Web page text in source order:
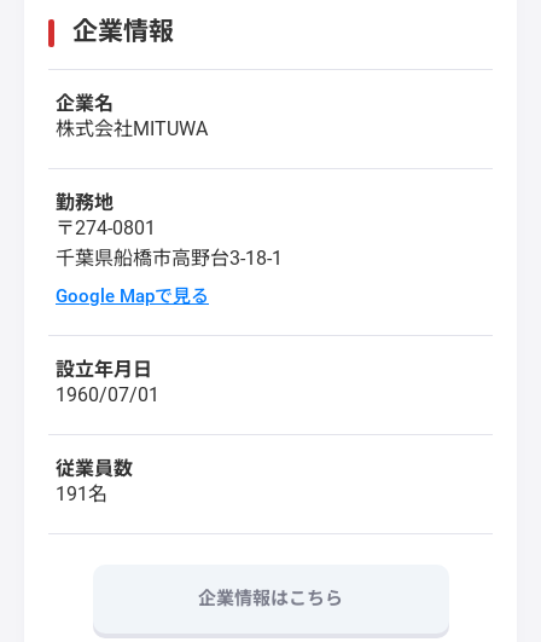
企業情報
企業名
株式会社MITUWA
勤務地
〒274-0801
千葉県船橋市高野台3-18-1
Google Mapで見る
設立年月日
1960/07/01
従業員数
191名
企業情報はこちら